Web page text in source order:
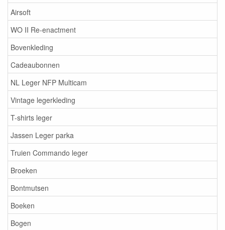
Airsoft
WO II Re-enactment
Bovenkleding
Cadeaubonnen
NL Leger NFP Multicam
Vintage legerkleding
T-shirts leger
Jassen Leger parka
Truien Commando leger
Broeken
Bontmutsen
Boeken
Bogen